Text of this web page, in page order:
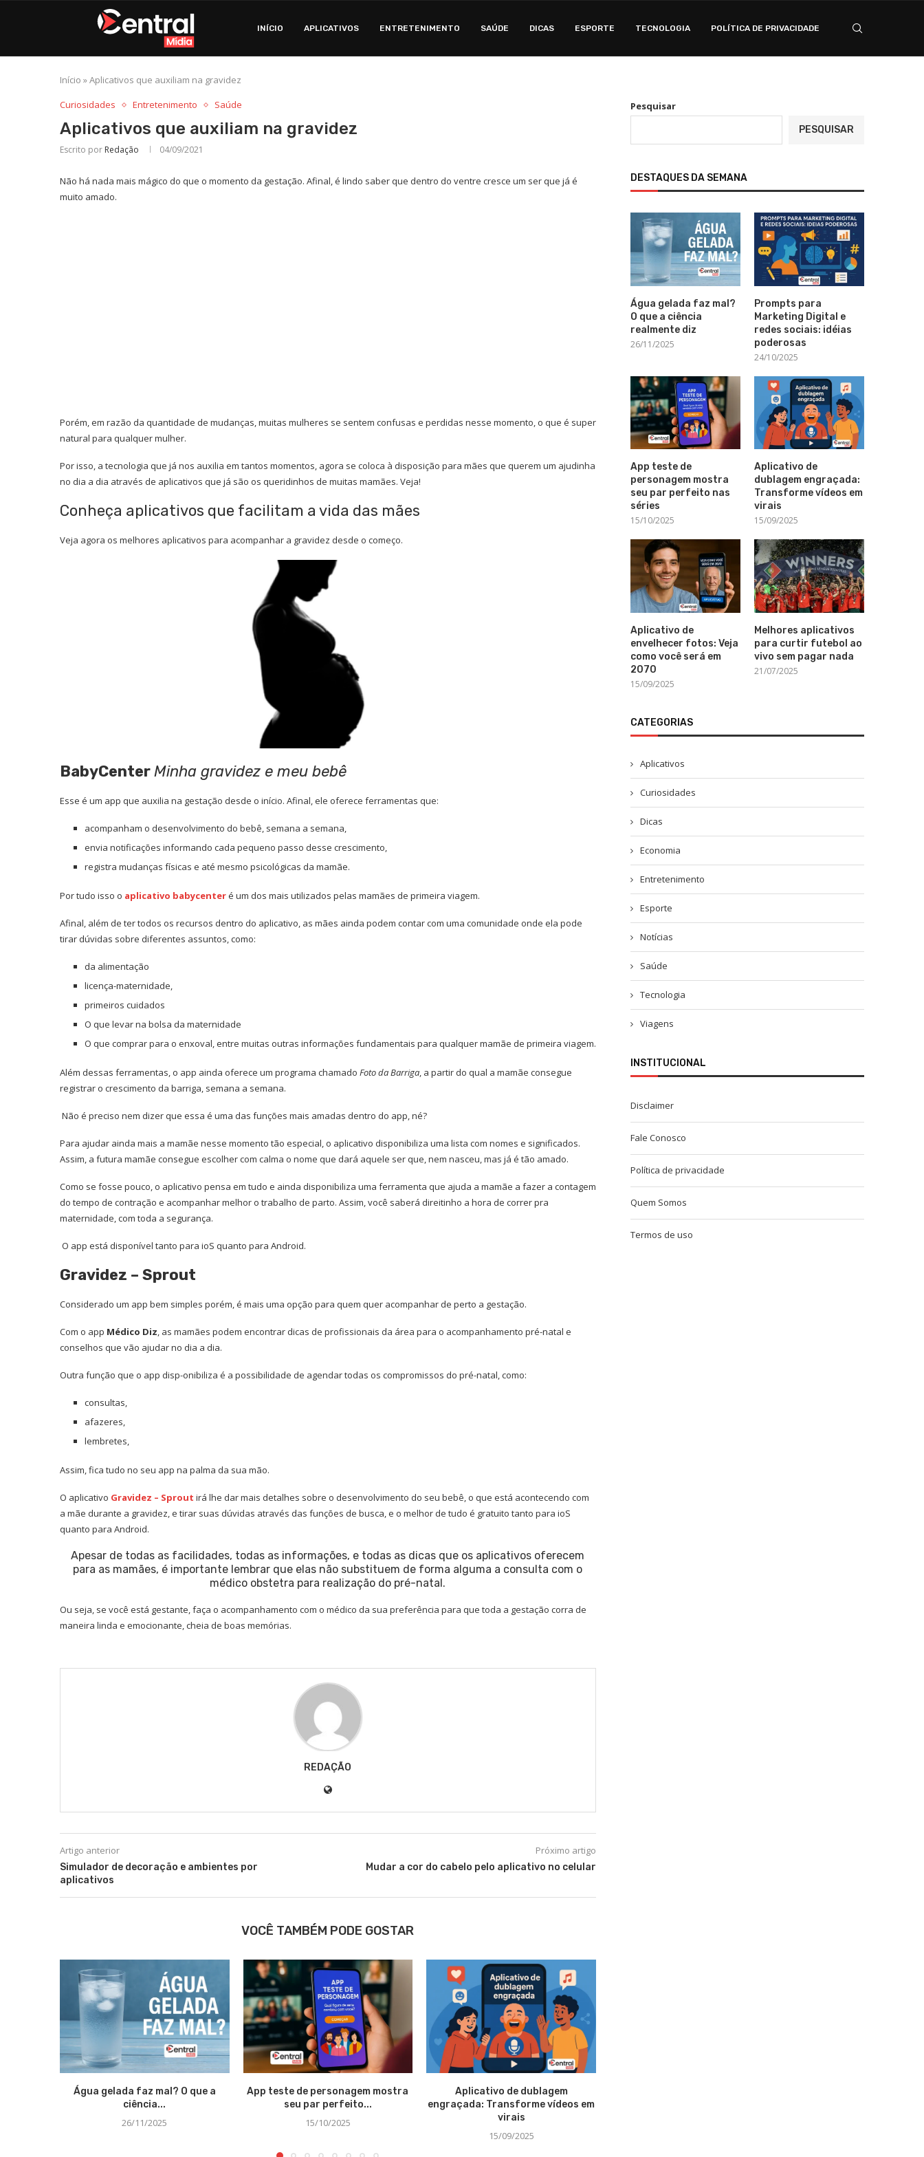
INÍCIO APLICATIVOS ENTRETENIMENTO SAÚDE DICAS ESPORTE TECNOLOGIA POLÍTICA DE PRIVACIDADE
Início »Aplicativos que auxiliam na gravidez
Curiosidades
Entretenimento Saúde
Aplicativos que auxiliam na gravidez
Escrito por Redação 04/09/2021
Não há nada mais mágico do que o momento da gestação. Afinal, é lindo saber que dentro do ventre cresce um ser que já é
muito amado.
Porém, em razão da quantidade de mudanças, muitas mulheres se sentem confusas e perdidas nesse momento, o que é super
natural para qualquer mulher.
Por isso, a tecnologia que já nos auxilia em tantos momentos, agora se coloca à disposição para mães que querem um ajudinha
no dia a dia através de aplicativos que já são os queridinhos de muitas mamães. Veja!
Conheça aplicativos que facilitam a vida das mães
Veja agora os melhores aplicativos para acompanhar a gravidez desde o começo.
BabyCenterMinha gravidez e meu bebê
Esse é um app que auxilia na gestação desde o início. Afinal, ele oferece ferramentas que:
acompanham o desenvolvimento do bebê, semana a semana,
envia notificações informando cada pequeno passo desse crescimento,
registra mudanças físicas e até mesmo psicológicas da mamãe.
Por tudo isso o aplicativo babycenteré um dos mais utilizados pelas mamães de primeira viagem.
Afinal, além de ter todos os recursos dentro do aplicativo, as mães ainda podem contar com uma comunidade onde ela pode
tirar dúvidas sobre diferentes assuntos, como:
da alimentação
licença-maternidade,
primeiros cuidados
O que levar na bolsa da maternidade
O que comprar para o enxoval, entre muitas outras informações fundamentais para qualquer mamãe de primeira viagem.
Além dessas ferramentas, o app ainda oferece um programa chamado Foto da Barriga, a partir do qual a mamãe consegue
registrar o crescimento da barriga, semana a semana.
Não é preciso nem dizer que essa é uma das funções mais amadas dentro do app, né?
Para ajudar ainda mais a mamãe nesse momento tão especial, o aplicativo disponibiliza uma lista com nomes e significados.
Assim, a futura mamãe consegue escolher com calma o nome que dará aquele ser que, nem nasceu, mas já é tão amado.
Como se fosse pouco, o aplicativo pensa em tudo e ainda disponibiliza uma ferramenta que ajuda a mamãe a fazer a contagem
do tempo de contração e acompanhar melhor o trabalho de parto. Assim, você saberá direitinho a hora de correr pra
maternidade, com toda a segurança.
O app está disponível tanto para ioS quanto para Android.
Gravidez – Sprout
Considerado um app bem simples porém, é mais uma opção para quem quer acompanhar de perto a gestação.
Com o app Médico Diz, as mamães podem encontrar dicas de profissionais da área para o acompanhamento pré-natal e
conselhos que vão ajudar no dia a dia.
Outra função que o app disp-onibiliza é a possibilidade de agendar todas os compromissos do pré-natal, como:
consultas,
afazeres,
lembretes,
Assim, fica tudo no seu app na palma da sua mão.
O aplicativo Gravidez – Sprout irá lhe dar mais detalhes sobre o desenvolvimento do seu bebê, o que está acontecendo com
a mãe durante a gravidez, e tirar suas dúvidas através das funções de busca, e o melhor de tudo é gratuito tanto para ioS
quanto para Android.
Apesar de todas as facilidades, todas as informações, e todas as dicas que os aplicativos oferecem
para as mamães, é importante lembrar que elas não substituem de forma alguma a consulta com o
médico obstetra para realização do pré-natal.
Ou seja, se você está gestante, faça o acompanhamento com o médico da sua preferência para que toda a gestação corra de
maneira linda e emocionante, cheia de boas memórias.
REDAÇÃO
Artigo anterior
Simulador de decoração e ambientes por
aplicativos
Próximo artigo
Mudar a cor do cabelo pelo aplicativo no celular
VOCÊ TAMBÉM PODE GOSTAR
Água gelada faz mal? O que a
ciência...
26/11/2025
App teste de personagem mostra
seu par perfeito...
15/10/2025
Aplicativo de dublagem
engraçada: Transforme vídeos em
virais
15/09/2025
Pesquisar
PESQUISAR
DESTAQUES DA SEMANA
Água gelada faz mal?
O que a ciência
realmente diz
26/11/2025
Prompts para
Marketing Digital e
redes sociais: idéias
poderosas
24/10/2025
App teste de
personagem mostra
seu par perfeito nas
séries
15/10/2025
Aplicativo de
dublagem engraçada:
Transforme vídeos em
virais
15/09/2025
Aplicativo de
envelhecer fotos: Veja
como você será em
2070
15/09/2025
Melhores aplicativos
para curtir futebol ao
vivo sem pagar nada
21/07/2025
CATEGORIAS
Aplicativos
Curiosidades
Dicas
Economia
Entretenimento
Esporte
Notícias
Saúde
Tecnologia
Viagens
INSTITUCIONAL
Disclaimer
Fale Conosco
Política de privacidade
Quem Somos
Termos de uso